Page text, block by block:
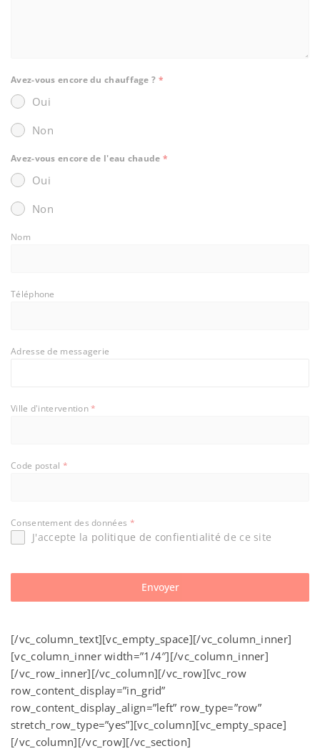
Avez-vous encore du chauffage ? *
Oui
Non
Avez-vous encore de l'eau chaude *
Oui
Non
Nom
Téléphone
Adresse de messagerie
Ville d'intervention*
Code postal *
Consentement des données *
J'accepte la politique de confientialité de ce site
Envoyer
[/vc_column_text][vc_empty_space][/vc_column_inner]
[vc_column_inner width=”1/4″][/vc_column_inner]
[/vc_row_inner][/vc_column][/vc_row][vc_row
row_content_display=”in_grid”
row_content_display_align=”left” row_type=”row”
stretch_row_type=”yes”][vc_column][vc_empty_space]
[/vc_column][/vc_row][/vc_section]